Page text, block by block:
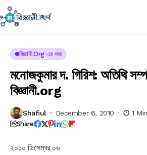
বিজ্ঞানী.org এর খবর
মনোজকুমার দ. গিরিশ: অতিথি
বিজ্ঞানী.org
Shafiul December 6, 2010 1
Share
২০১০ ডিসেম্বর ০৬